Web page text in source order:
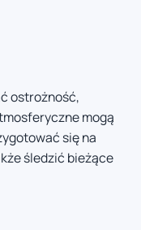
ostrożność,
mogą
się na
śledzić bieżące